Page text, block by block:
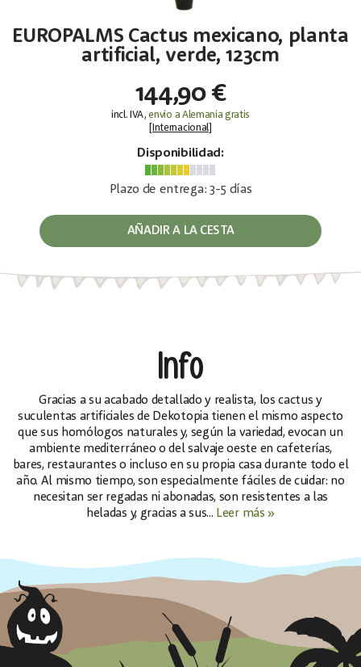
EUROPALMS Cactus mexicano, planta
artificial, verde, 123cm
144,90 €
incl. IVA,envío a Alemania gratis
Internacional]
Disponibilidad:
Plazo de entrega: 3-5 días
AÑADIR A LA CESTA
Info
Gracias a su acabado detallado y realista, los cactus y
suculentas artificiales de Dekotopia tienen el mismo aspecto
que sus homólogos naturales y, según la variedad, evocan un
ambiente mediterráneo o del salvaje oeste en cafeterías,
bares, restaurantes o incluso en su propia casa durante todo el
año. Al mismo tiempo, son especialmente fáciles de cuidar: no
necesitan ser regadas ni abonadas, son resistentes a las
heladas y, gracias a sus... Leer más »